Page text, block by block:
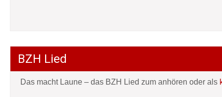
BZH Lied
Das macht Laune – das BZH Lied zum anhören oder als